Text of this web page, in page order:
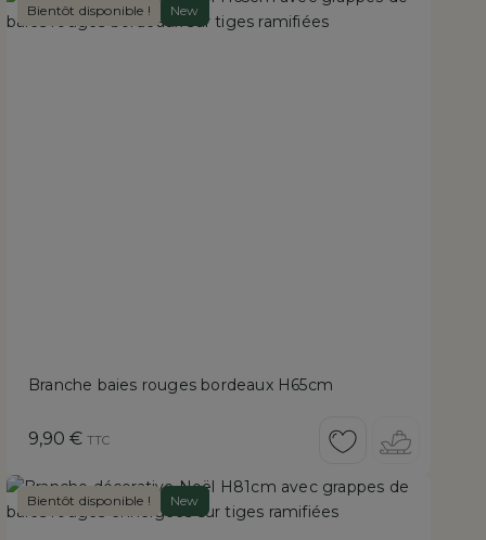
Bientôt disponible ! New
Branche baies rouges bordeaux H65cm
Prix
9,90 € TTC
Bientôt disponible ! New